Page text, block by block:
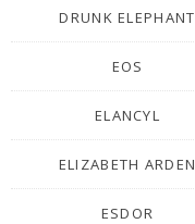
DRUNK ELEPHANT
EOS
ELANCYL
ELIZABETH ARDEN
ESDOR